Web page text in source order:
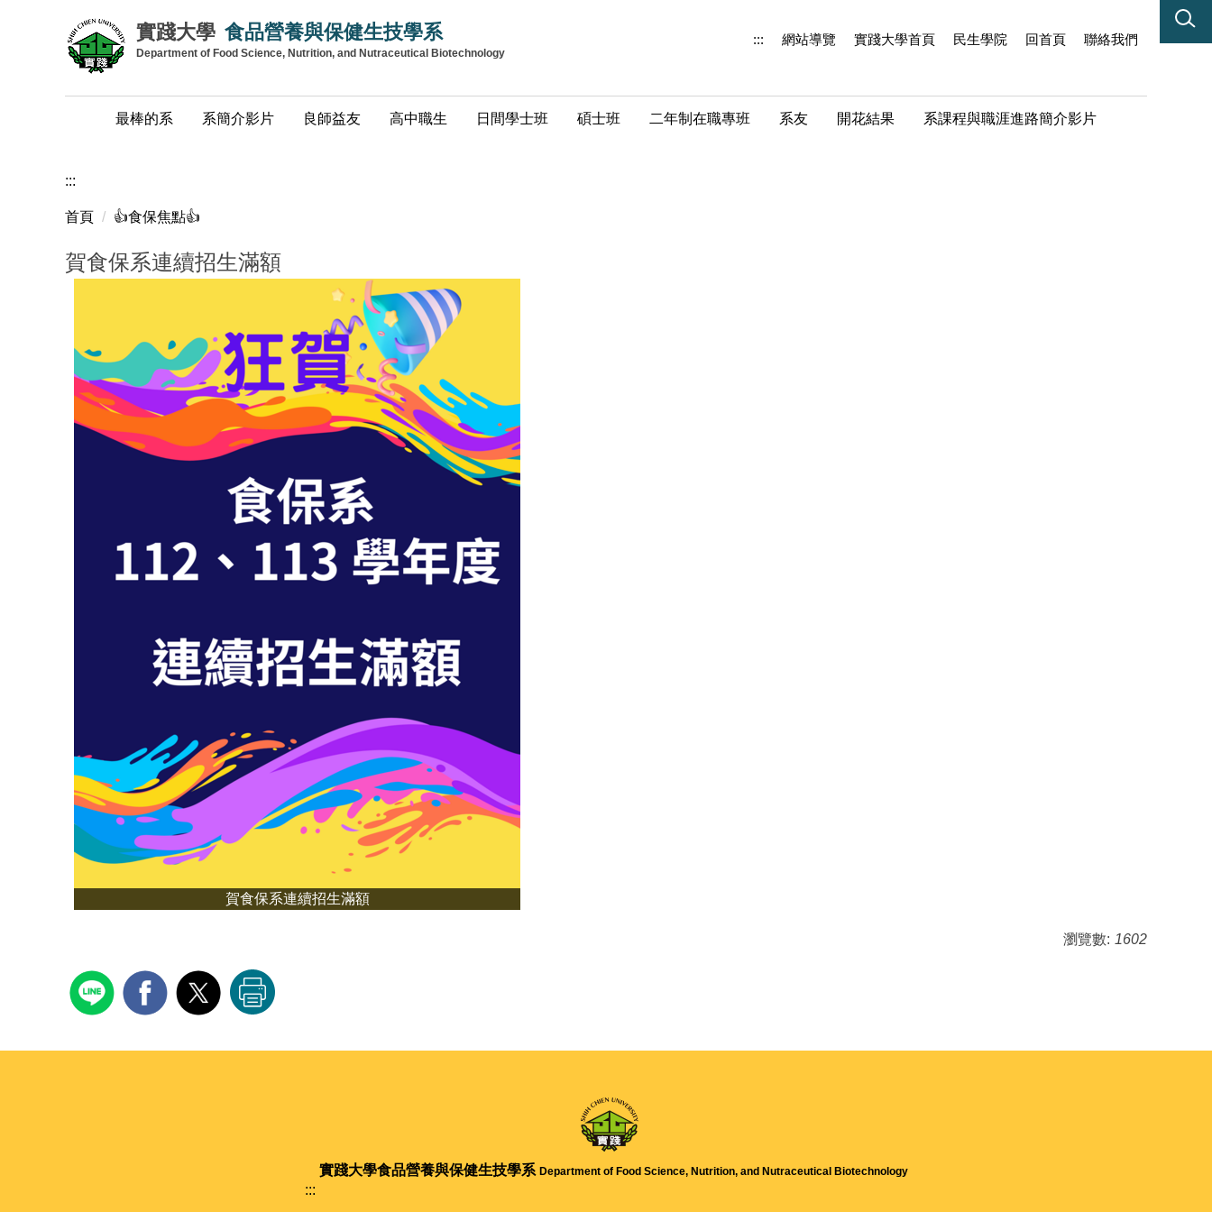
實踐大學 食品營養與保健生技學系
Department of Food Science, Nutrition, and Nutraceutical Biotechnology
最棒的系 系簡介影片 良師益友 高中職生 日間學士班 碩士班 二年制在職專班 系友 開花結果 系課程與職涯進路簡介影片
::: 網站導覽 實踐大學首頁 民生學院 回首頁 聯絡我們
:::
首頁 👍️食保焦點👍️
賀食保系連續招生滿額
賀食保系連續招生滿額
瀏覽數: 1602
:::
實踐大學食品營養與保健生技學系 Department of Food Science, Nutrition, and Nutraceutical Biotechnology